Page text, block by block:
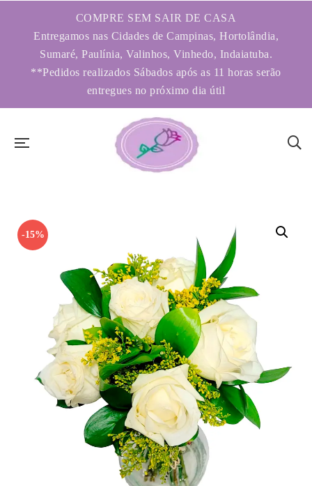
COMPRE SEM SAIR DE CASA
Entregamos nas Cidades de Campinas, Hortolândia,
Sumaré, Paulínia, Valinhos, Vinhedo, Indaiatuba.
**Pedidos realizados Sábados após as 11 horas serão
entregues no próximo dia útil
-15%